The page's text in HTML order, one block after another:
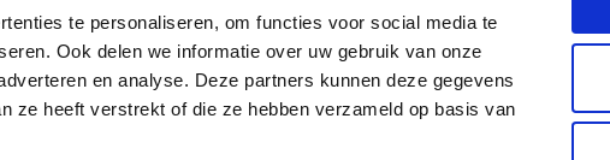
te personaliseren, om functies voor social media te
Ook delen we informatie over uw gebruik van onze
en analyse. Deze partners kunnen deze gegevens
ze heeft verstrekt of die ze hebben verzameld op basis van